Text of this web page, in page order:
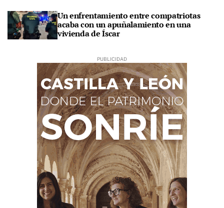
Un enfrentamiento entre compatriotas
acaba con un apuñalamiento en una
vivienda de Íscar